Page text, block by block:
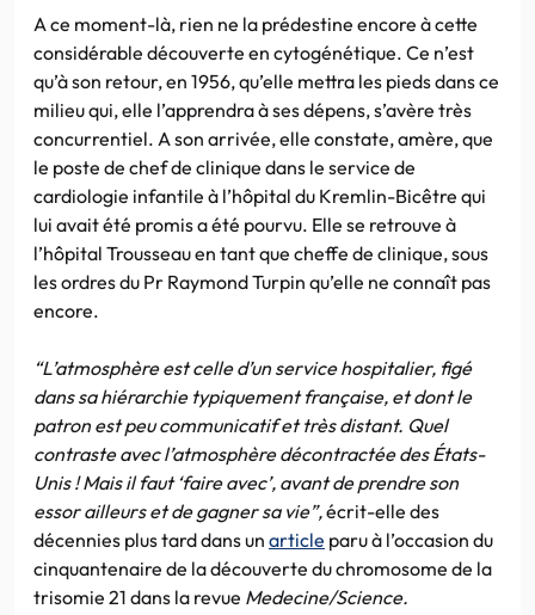
A ce moment-là, rien ne la prédestine encore à cette
considérable découverte en cytogénétique. Ce n’est
qu’à son retour, en 1956, qu’elle mettra les pieds dans ce
milieu qui, elle l’apprendra à ses dépens, s’avère très
concurrentiel. A son arrivée, elle constate, amère, que
le poste de chef de clinique dans le service de
cardiologie infantile à l’hôpital du Kremlin-Bicêtre qui
lui avait été promis a été pourvu. Elle se retrouve à
l’hôpital Trousseau en tant que cheffe de clinique, sous
les ordres du Pr Raymond Turpin qu’elle ne connaît pas
encore.
“L’atmosphère est celle d’un service hospitalier, figé
dans sa hiérarchie typiquement française, et dont le
patron est peu communicatif et très distant. Quel
contraste avec l’atmosphère décontractée des États-
Unis ! Mais il faut ‘faire avec’, avant de prendre son
essor ailleurs et de gagner sa vie”,écrit-elle des
décennies plus tard dans un article paru à l’occasion du
cinquantenaire de la découverte du chromosome de la
trisomie 21 dans la revue Medecine/Science.